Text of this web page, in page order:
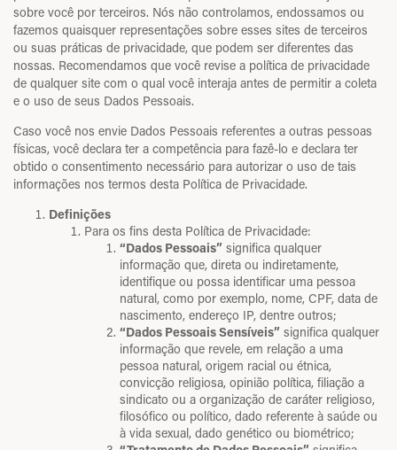
sobre você por terceiros. Nós não controlamos, endossamos ou
fazemos quaisquer representações sobre esses sites de terceiros
ou suas práticas de privacidade, que podem ser diferentes das
nossas. Recomendamos que você revise a política de privacidade
de qualquer site com o qual você interaja antes de permitir a coleta
e o uso de seus Dados Pessoais.
Caso você nos envie Dados Pessoais referentes a outras pessoas
físicas, você declara ter a competência para fazê-lo e declara ter
obtido o consentimento necessário para autorizar o uso de tais
informações nos termos desta Política de Privacidade.
Definições
Para os fins desta Política de Privacidade:
“Dados Pessoais” significa qualquer
informação que, direta ou indiretamente,
identifique ou possa identificar uma pessoa
natural, como por exemplo, nome, CPF, data de
nascimento, endereço IP, dentre outros;
“Dados Pessoais Sensíveis” significa qualquer
informação que revele, em relação a uma
pessoa natural, origem racial ou étnica,
convicção religiosa, opinião política, filiação a
sindicato ou a organização de caráter religioso,
filosófico ou político, dado referente à saúde ou
à vida sexual, dado genético ou biométrico;